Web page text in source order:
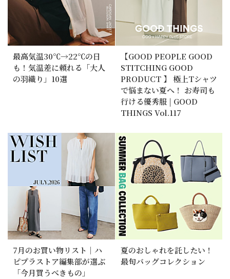
最高気温30℃→22℃の日
も！気温差に頼れる「大人
の羽織り」10選
【GOOD PEOPLE GOOD
STITCHING GOOD
PRODUCT 】 極上Tシャツ
で悩まない夏へ！ お寿司も
行ける優秀服 | GOOD
THINGS Vol.117
7月のお買い物リスト｜ハ
ピプラストア編集部が選ぶ
「今月買うべきもの」
夏のおしゃれを託したい！
最旬バッグコレクション